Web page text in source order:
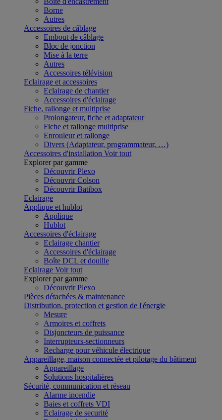
Borne
Autres
Accessoires de câblage
Embout de câblage
Bloc de jonction
Mise à la terre
Autres
Accessoires télévision
Eclairage et accessoires
Eclairage de chantier
Accessoires d'éclairage
Fiche, rallonge et multiprise
Prolongateur, fiche et adaptateur
Fiche et rallonge multiprise
Enrouleur et rallonge
Divers (Adaptateur, programmateur, …)
Accessoires d'installation Voir tout
Explorer par gamme
Découvrir Plexo
Découvrir Colson
Découvrir Batibox
Eclairage
Applique et hublot
Applique
Hublot
Accessoires d'éclairage
Eclairage chantier
Accessoires d'éclairage
Boîte DCL et douille
Eclairage Voir tout
Explorer par gamme
Découvrir Plexo
Pièces détachées & maintenance
Distribution, protection et gestion de l'énergie
Mesure
Armoires et coffrets
Disjoncteurs de puissance
Interrupteurs-sectionneurs
Recharge pour véhicule électrique
Appareillage, maison connectée et pilotage du bâtiment
Appareillage
Solutions hospitalières
Sécurité, communication et réseau
Alarme incendie
Baies et coffrets VDI
Eclairage de securité